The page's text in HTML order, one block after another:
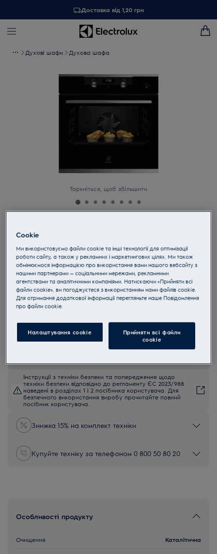
Доставка від 1,20 грн
Духові шафи Духова шафа
Торкніться, щоб збільшити
Електрична духова шафа
OKD5C51X SteamBake PRO 600
4.9 (292)
EU керівництво
Переваги
Духова шафа 600 SteamBake допомагає досягти кращих
результатів випікання.
Термощуп вимірює температуру всередині страви для надійного
результату.
Інструкції з техніки безпеки та попередження щодо
техніки безпеки відповідно до регламенту ЄС 2023/988
наведені в розділах 1 і 2 посібника користувача. Для
безпечного використання виробу прочитайте повний
посібник користувача.
Знижка 15% на комплект техніки
Купуйте техніку за телефоном 0 800 50 80 20
Особливості продукту
Очищення Каталітична
Cookie
Ми використовуємо файли cookie та інші технології для оптимізації
роботи сайту, а також у рекламних і маркетингових цілях. Ми також
обмінюємося інформацією про використання вами нашого вебсайту з
нашими партнерами — соціальними мережами, рекламними
агентствами та аналітичними компаніями. Натискаючи «Прийняти всі
файли cookie», ви погоджуєтеся з використанням нами файлів cookie.
Для отримання додаткової інформації перегляньте наше Пoвідомлення
прo файли cookie.
Налаштування cookie
Прийняти всі файли
сookie